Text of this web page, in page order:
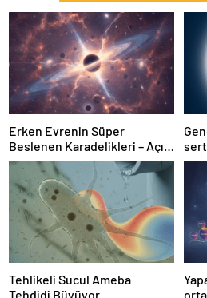
Erken Evrenin Süper
Beslenen Karadelikleri – Açık
Bilim
Tehlikeli Sucul Ameba
Tehdidi Büyüyor